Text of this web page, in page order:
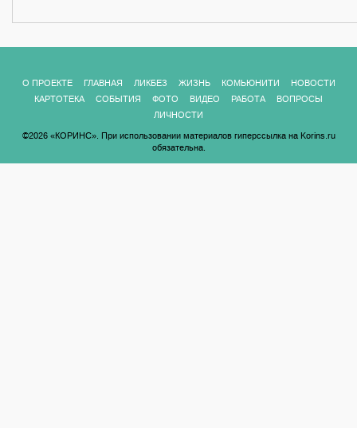
О ПРОЕКТЕ ГЛАВНАЯ ЛИКБЕЗ ЖИЗНЬ КОМЬЮНИТИ
НОВОСТИ
КАРТОТЕКА
СОБЫТИЯ ФОТО ВИДЕО РАБОТА
ВОПРОСЫ
ЛИЧНОСТИ
©2026 «КОРИНС». При использовании материалов гиперссылка на Korins.ru
обязательна.